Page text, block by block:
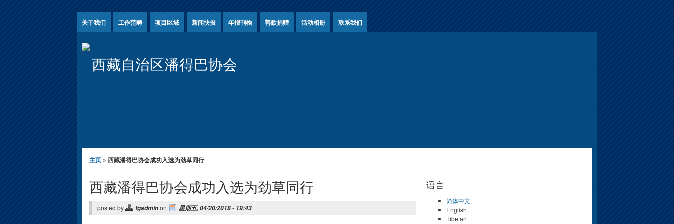
关于我们 工作范畴 项目区域 新闻快报 年报刊物 善款捐赠 活动相册 联系我们
西藏自治区潘得巴协会
你在这里
主页 » 西藏潘得巴协会成功入选为劲草同行
西藏潘得巴协会成功入选为劲草同行
posted by fgadminon 星期五, 04/20/2018 - 19:43
语言
简体中文
English
Tibetan